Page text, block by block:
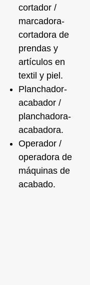
cortador /
marcadora-
cortadora de
prendas y
artículos en
textil y piel.
Planchador-
acabador /
planchadora-
acabadora.
Operador /
operadora de
máquinas de
acabado.